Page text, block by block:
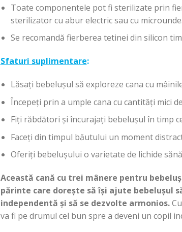
Toate componentele pot fi sterilizate prin
sterilizator cu abur electric sau cu microunde.
Se recomandă fierberea tetinei din silicon
Sfaturi suplimentare:
Lăsați bebelușul să exploreze cana cu
Începeți prin a umple cana cu cantități mici
Fiți răbdători și încurajați bebelușul în timp
Faceți din timpul băutului un moment
Oferiți bebelușului o varietate de lichide
Această cană cu trei mânere pentru
părinte care dorește să își ajute bebelușul
independentă și să se dezvolte armonios.
va fi pe drumul cel bun spre a deveni un copil